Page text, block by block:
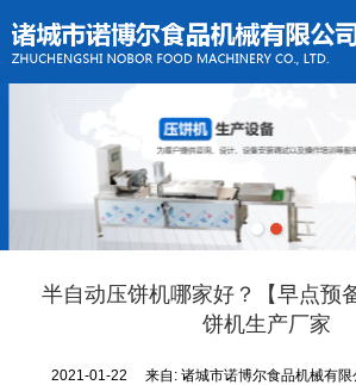
半自动压饼机哪家好？【早点预
饼机生产厂家
2021-01-22 来自:诸城市诺博尔食品机械有限